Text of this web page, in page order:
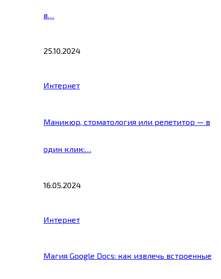
в…
25.10.2024
Интернет
Маникюр, стоматология или репетитор — в
один клик:…
16.05.2024
Интернет
Магия Google Docs: как извлечь встроенные